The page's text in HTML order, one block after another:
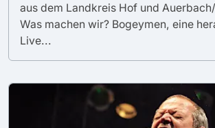
aus dem Landkreis Hof und
Was machen wir? Bogeymen, eine
Live...